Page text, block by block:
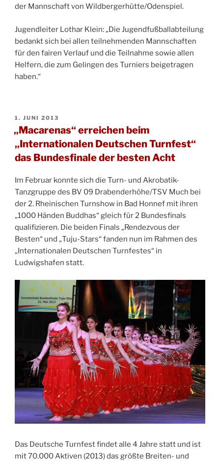
der Mannschaft von Wildbergerhütte/Odenspiel.
Jugendleiter Lothar Klein: „Die Jugendfußballabteilung
bedankt sich bei allen teilnehmenden Mannschaften
für den fairen Verlauf und die Teilnahme sowie allen
Helfern, die zum Gelingen des Turniers beigetragen
haben.“
VERÖFFENTLICHT
AM
1. JUNI 2013
„Macarenas“ erreichen beim
„Internationalen Deutschen Turnfest“
das Bundesfinale der besten Acht
Im Februar konnte sich die Turn- und Akrobatik-
Tanzgruppe des BV 09 Drabenderhöhe/TSV Much bei
der 2. Rheinischen Turnshow in Bad Honnef mit ihren
„1000 Händen Buddhas“ gleich für 2 Bundesfinals
qualifizieren. Die beiden Finals „Rendezvous der
Besten“ und „Tuju-Stars“ fanden nun im Rahmen des
„Internationalen Deutschen Turnfestes“ in
Ludwigshafen statt.
Das Deutsche Turnfest findet alle 4 Jahre statt und ist
mit 70.000 Aktiven (2013) das größte Breiten- und